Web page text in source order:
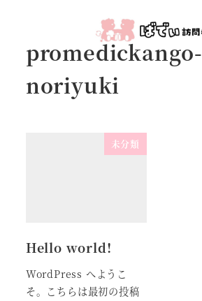
promedickango-
noriyuki
未分類
Hello world!
WordPress へようこ
そ。こちらは最初の投稿